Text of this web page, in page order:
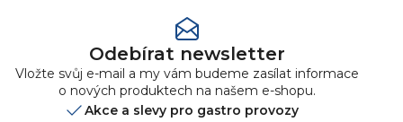
Odebírat newsletter
Vložte svůj e-mail a my vám budeme zasílat informace
o nových produktech na našem e-shopu.
Akce a slevy pro gastro provozy